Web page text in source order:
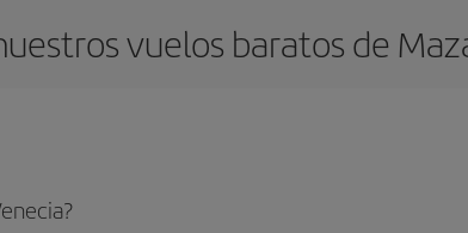
vuelos baratos de